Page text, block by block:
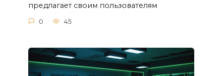
предлагает своим пользователям
0 45